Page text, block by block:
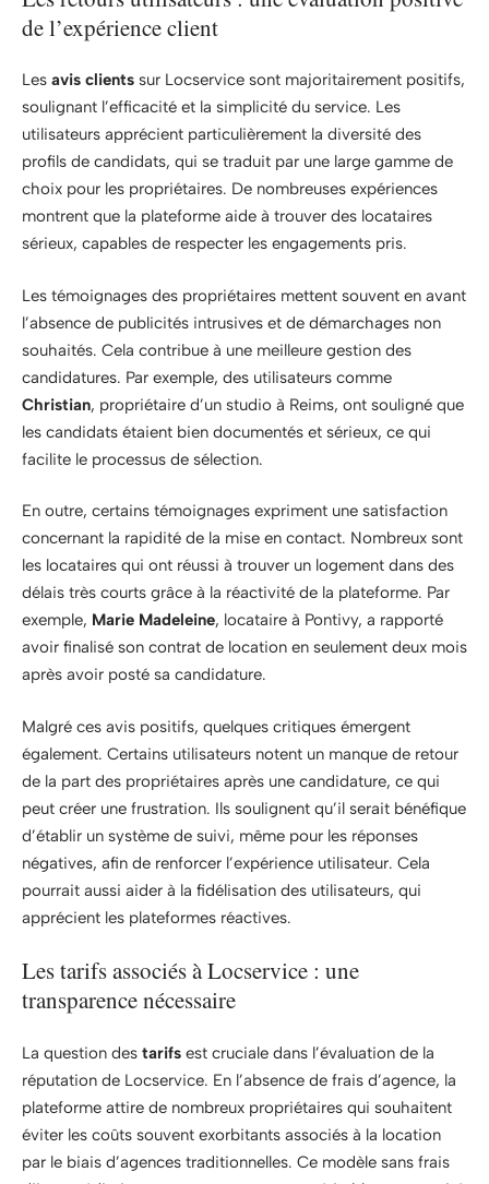
de l’expérience client
Les avis clients sur Locservice sont majoritairement positifs,
soulignant l’efficacité et la simplicité du service. Les
utilisateurs apprécient particulièrement la diversité des
profils de candidats, qui se traduit par une large gamme de
choix pour les propriétaires. De nombreuses expériences
montrent que la plateforme aide à trouver des locataires
sérieux, capables de respecter les engagements pris.
Les témoignages des propriétaires mettent souvent en avant
l’absence de publicités intrusives et de démarchages non
souhaités. Cela contribue à une meilleure gestion des
candidatures. Par exemple, des utilisateurs comme
Christian, propriétaire d’un studio à Reims, ont souligné que
les candidats étaient bien documentés et sérieux, ce qui
facilite le processus de sélection.
En outre, certains témoignages expriment une satisfaction
concernant la rapidité de la mise en contact. Nombreux sont
les locataires qui ont réussi à trouver un logement dans des
délais très courts grâce à la réactivité de la plateforme. Par
exemple, Marie Madeleine, locataire à Pontivy, a rapporté
avoir finalisé son contrat de location en seulement deux mois
après avoir posté sa candidature.
Malgré ces avis positifs, quelques critiques émergent
également. Certains utilisateurs notent un manque de retour
de la part des propriétaires après une candidature, ce qui
peut créer une frustration. Ils soulignent qu’il serait bénéfique
d’établir un système de suivi, même pour les réponses
négatives, afin de renforcer l’expérience utilisateur. Cela
pourrait aussi aider à la fidélisation des utilisateurs, qui
apprécient les plateformes réactives.
Les tarifs associés à Locservice : une
transparence nécessaire
La question des tarifs est cruciale dans l’évaluation de la
réputation de Locservice. En l’absence de frais d’agence, la
plateforme attire de nombreux propriétaires qui souhaitent
éviter les coûts souvent exorbitants associés à la location
par le biais d’agences traditionnelles. Ce modèle sans frais